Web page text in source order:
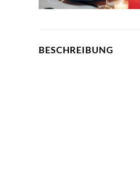
BESCHREIBUNG